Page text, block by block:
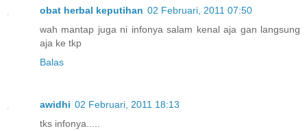
obat herbal keputihan 02 Februari, 2011 07:50
wah mantap juga ni infonya salam kenal aja gan langsung
aja ke tkp
Balas
awidhi 02 Februari, 2011 18:13
tks infonya.....